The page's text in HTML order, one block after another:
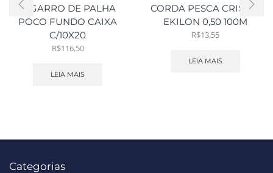
CIGARRO DE PALHA
POCO FUNDO CAIXA
C/10X20
R$116,50
LEIA MAIS
CORDA PESCA CRISTAL
EKILON 0,50 100M
R$13,55
LEIA MAIS
Categorias